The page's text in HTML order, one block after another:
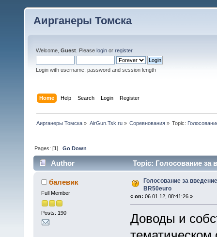
Аирганеры Томска
Welcome, Guest . Please login or register.
Login with username, password and session length
Home Help Search Login Register
Аирганеры Томска » AirGun.Tsk.ru» Соревнования» Topic:
Pages: [1]Go Down
Author Topic: Голосование за
балевик
Full Member
Posts: 190
Голосование за
BR50euro
« on: 06.01.12, 08:41:26 »
Доводы и